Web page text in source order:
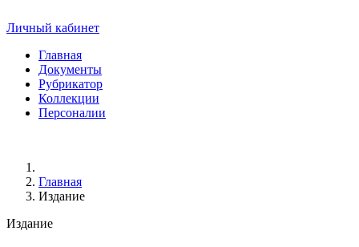
Личный кабинет
Главная
Документы
Рубрикатор
Коллекции
Персоналии
Главная
Издание
Издание